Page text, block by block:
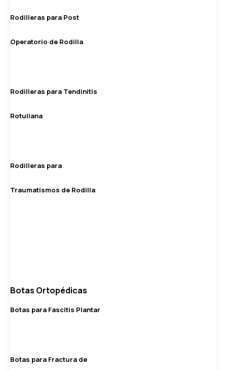
Rodilleras para Post
Operatorio de Rodilla
Rodilleras para Tendinitis
Rotuliana
Rodilleras para
Traumatismos de Rodilla
Botas Ortopédicas
Botas para Fascitis Plantar
Botas para Fractura de